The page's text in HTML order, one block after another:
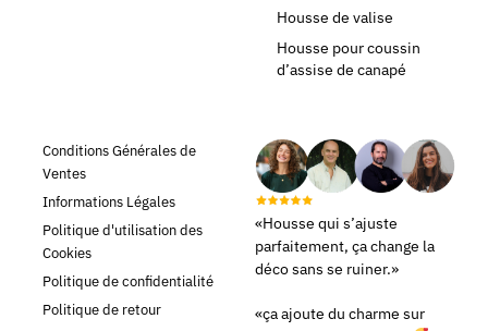
Housse de valise
Housse pour coussin
d’assise de canapé
Conditions Générales de
Ventes
Informations Légales
Politique d'utilisation des
Cookies
Politique de confidentialité
Politique de retour
«Housse qui s’ajuste
parfaitement, ça change la
déco sans se ruiner.»
«ça ajoute du charme sur